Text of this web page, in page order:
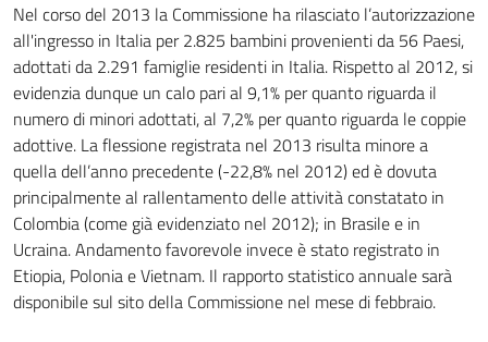
Nel corso del 2013 la Commissione ha rilasciato l’autorizzazione
all'ingresso in Italia per 2.825 bambini provenienti da 56 Paesi,
adottati da 2.291 famiglie residenti in Italia. Rispetto al 2012, si
evidenzia dunque un calo pari al 9,1% per quanto riguarda il
numero di minori adottati, al 7,2% per quanto riguarda le coppie
adottive. La flessione registrata nel 2013 risulta minore a
quella dell’anno precedente (-22,8% nel 2012) ed è dovuta
principalmente al rallentamento delle attività constatato in
Colombia (come già evidenziato nel 2012); in Brasile e in
Ucraina. Andamento favorevole invece è stato registrato in
Etiopia, Polonia e Vietnam. Il rapporto statistico annuale sarà
disponibile sul sito della Commissione nel mese di febbraio.